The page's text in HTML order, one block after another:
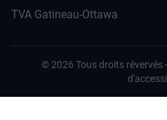
TVA Gatineau-Ottawa
© 2026 Tous droits révervés -